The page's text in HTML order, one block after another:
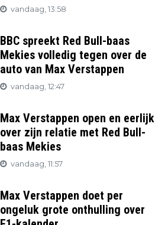
vandaag, 13:58
BBC spreekt Red Bull-baas
Mekies volledig tegen over de
auto van Max Verstappen
vandaag, 12:47
Max Verstappen open en eerlijk
over zijn relatie met Red Bull-
baas Mekies
vandaag, 11:57
Max Verstappen doet per
ongeluk grote onthulling over